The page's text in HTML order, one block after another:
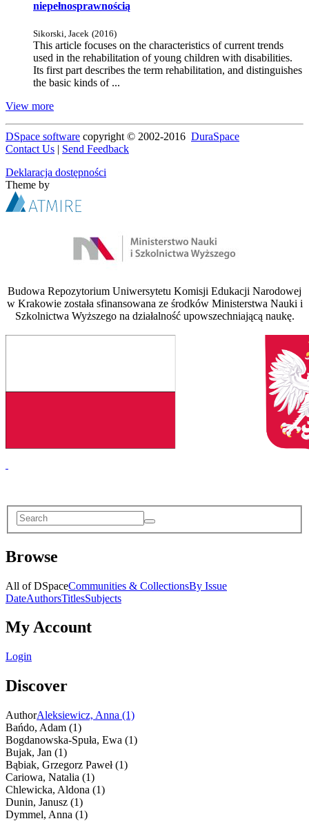
niepełnosprawnością
Sikorski, Jacek (2016)
This article focuses on the characteristics of current trends
used in the rehabilitation of young children with disabilities.
Its first part describes the term rehabilitation, and distinguishes
the basic kinds of ...
View more
DSpace software copyright © 2002-2016 DuraSpace
Contact Us | Send Feedback
Deklaracja dostępności
Theme by
Budowa Repozytorium Uniwersytetu Komisji Edukacji Narodowej
w Krakowie została sfinansowana ze środków Ministerstwa Nauki i
Szkolnictwa Wyższego na działalność upowszechniającą naukę.
Browse
All of DSpaceCommunities & CollectionsBy Issue
DateAuthorsTitlesSubjects
My Account
Login
Discover
AuthorAleksiewicz, Anna (1)
Bańdo, Adam (1)
Bogdanowska-Spuła, Ewa (1)
Bujak, Jan (1)
Bąbiak, Grzegorz Paweł (1)
Cariowa, Natalia (1)
Chlewicka, Aldona (1)
Dunin, Janusz (1)
Dymmel, Anna (1)